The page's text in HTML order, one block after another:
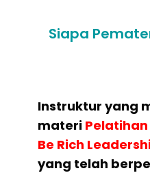
Siapa
Instruktur yang
materi Pelatihan
Be Rich
yang telah